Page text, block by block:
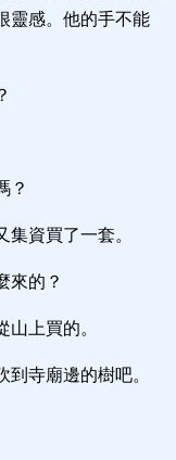
靈感。他的手不能
？
資買了一套。
來的？
上買的。
寺廟邊的樹吧。